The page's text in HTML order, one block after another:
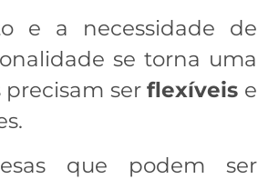
e a necessidade de
se torna uma
precisam serflexíveis e
que podem ser